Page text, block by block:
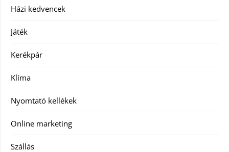
Házi kedvencek
Játék
Kerékpár
Klíma
Nyomtató kellékek
Online marketing
Szállás